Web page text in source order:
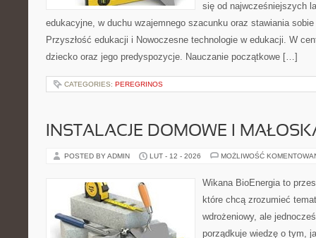
się od najwcześniejszych
edukacyjne, w duchu wzajemnego szacunku oraz stawiania
Przyszłość edukacji i Nowoczesne technologie w edukacji. W
dziecko oraz jego predyspozycje. Nauczanie początkowe […]
CATEGORIES: PEREGRINOS
INSTALACJE DOMOWE I
POSTED BY ADMIN LUT - 12 - 2026 MOŻLIWOŚĆ
Wikana BioEnergia to
które chcą zrozumieć
wdrożeniowy, ale
porządkuje wiedzę o tym,